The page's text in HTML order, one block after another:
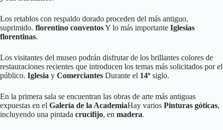
Los retablos con respaldo dorado proceden del más antiguo,
suprimido. florentino conventosY lo más importante Iglesias
florentinas.
Los visitantes del museo podrán disfrutar de los brillantes colores de
restauraciones recientes que introducen los temas más solicitados por el
público. Iglesia y Comerciantes Durante el 14º siglo.
En la primera sala se encuentran las obras de arte más antiguas
expuestas en el Galería de la AcademiaHay varios Pinturas góticas,
incluyendo una pintada crucifijo, en madera.